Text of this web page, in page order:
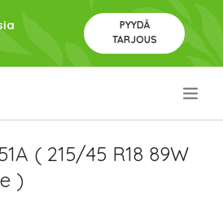
PYYDÄ
TARJOUS
( 215/45 R18 89W
)